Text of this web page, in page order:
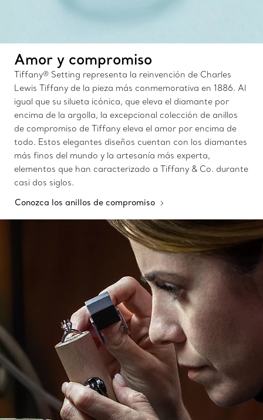
Amor y compromiso
Tiffany® Setting representa la reinvención de Charles
Lewis Tiffany de la pieza más conmemorativa en 1886. Al
igual que su silueta icónica, que eleva el diamante por
encima de la argolla, la excepcional colección de anillos
de compromiso de Tiffany eleva el amor por encima de
todo. Estos elegantes diseños cuentan con los diamantes
más finos del mundo y la artesanía más experta,
elementos que han caracterizado a Tiffany & Co. durante
casi dos siglos.
Conozca los anillos de compromiso